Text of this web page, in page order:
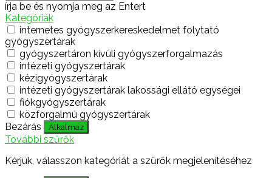
írja be és nyomja meg az Entert
Kategóriák
internetes gyógyszerkereskedelmet folytató
gyógyszertárak
gyógyszertáron kívüli gyógyszerforgalmazás
intézeti gyógyszertárak
kézigyógyszertárak
intézeti gyógyszertárak lakossági ellátó egységei
fiókgyógyszertárak
közforgalmú gyógyszertárak
Bezárás
Alkalmaz
További szűrők
Kérjük, válasszon kategóriát a szűrők megjelenítéséhez